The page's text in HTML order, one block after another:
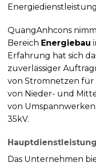
QuangAnhcons
Bereich Energiebau
Erfahrung hat sich
zuverlässiger
von Stromnetzen
von Nieder- und
von
35kV.
Das Unternehmen